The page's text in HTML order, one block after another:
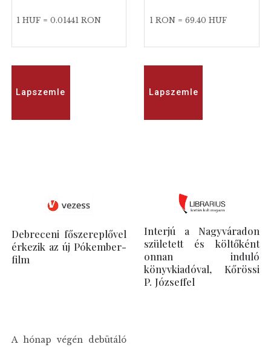
1 HUF = 0.01441 RON
Lapszemle
Debreceni főszereplővel
érkezik az új Pókember-
film
A hónap végén debütáló
1 RON = 69.40 HUF
Lapszemle
Interjú a Nagyváradon
született és költőként
onnan induló
könyvkiadóval, Kőrössi
P. Józseffel